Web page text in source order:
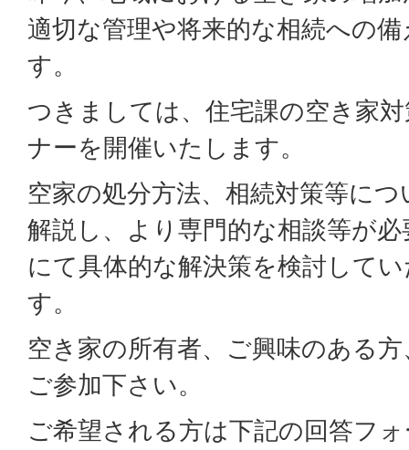
適切な管理や将来的な相続への
す。
つきましては、住宅課の空き家
ナーを開催いたします。
空家の処分方法、相続対策等に
解説し、より専門的な相談等が
にて具体的な解決策を検討して
す。
空き家の所有者、ご興味のある
ご参加下さい。
ご希望される方は下記の回答フ